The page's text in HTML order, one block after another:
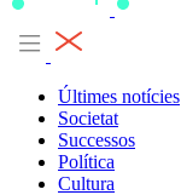
Últimes notícies
Societat
Successos
Política
Cultura